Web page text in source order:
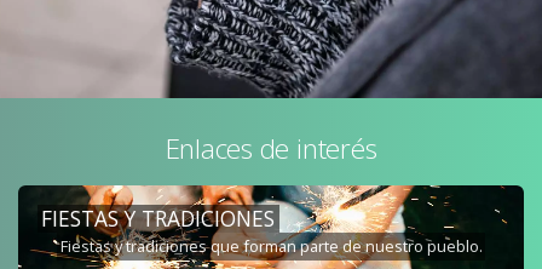
Enlaces de interés
FIESTAS Y TRADICIONES
Fiestas y tradiciones que forman parte de nuestro pueblo.